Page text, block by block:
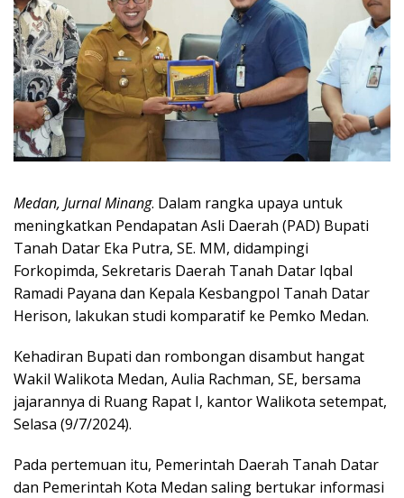
Medan, Jurnal Minang. Dalam rangka upaya untuk
meningkatkan Pendapatan Asli Daerah (PAD) Bupati
Tanah Datar Eka Putra, SE. MM, didampingi
Forkopimda, Sekretaris Daerah Tanah Datar Iqbal
Ramadi Payana dan Kepala Kesbangpol Tanah Datar
Herison, lakukan studi komparatif ke Pemko Medan.
Kehadiran Bupati dan rombongan disambut hangat
Wakil Walikota Medan, Aulia Rachman, SE, bersama
jajarannya di Ruang Rapat I, kantor Walikota setempat,
Selasa (9/7/2024).
Pada pertemuan itu, Pemerintah Daerah Tanah Datar
dan Pemerintah Kota Medan saling bertukar informasi